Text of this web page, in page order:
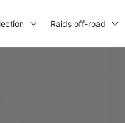
Raids off-road